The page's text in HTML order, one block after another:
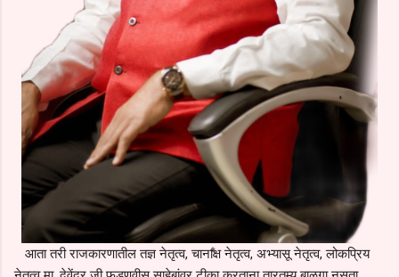
आता तरी राजकारणातील तज्ञ नेतृत्व, चानाक्ष नेतृत्व, अभ्यासू नेतृत्व, लोकप्रिय